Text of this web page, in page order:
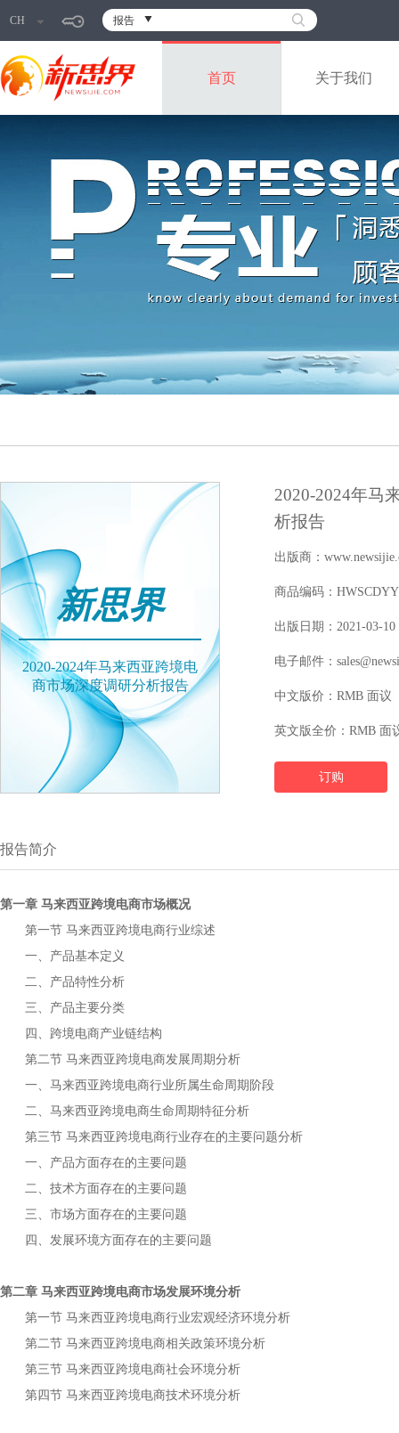
CH 报告
首页 关于我们
新思界
2020-2024年马来西亚跨境电
商市场深度调研分析报告
2020-2024年马
析报告
出版商：
商品编码：
出版日期：2021-03-10
电子邮件：
中文版价：RMB 面议
英文版全价：RMB 面
订购
报告简介
第一章 马来西亚跨境电商市场概况
第一节 马来西亚跨境电商行业综述
一、产品基本定义
二、产品特性分析
三、产品主要分类
四、 跨境电商产业链结构
第二节 马来西亚跨境电商发展周期分析
一、 马来西亚跨境电商行业所属生命周期阶段
二、 马来西亚跨境电商生命周期特征分析
第三节 马来西亚跨境电商行业存在的主要问题分析
一、产品方面存在的主要问题
二、技术方面存在的主要问题
三、市场方面存在的主要问题
四、发展环境方面存在的主要问题
第二章 马来西亚跨境电商市场发展环境分析
第一节 马来西亚跨境电商行业宏观经济环境分析
第二节 马来西亚跨境电商相关政策环境分析
第三节 马来西亚跨境电商社会环境分析
第四节 马来西亚跨境电商技术环境分析